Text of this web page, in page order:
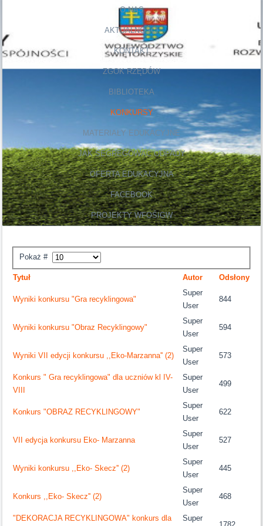
O NAS
AKTUALNOŚCI
KONTAKT
ZGOK RZĘDÓW
BIBLIOTEKA
KONKURSY
MATERIAŁY EDUKACYJNE
JAK SEGREGOWAĆ ODPADY
OFERTA EDUKACYJNA
FACEBOOK
PROJEKTY WFOŚIGW
Pokaż #
Tytuł Autor Odsłony
Wyniki konkursu "Gra recyklingowa"
Super
User
844
Wyniki konkursu "Obraz Recyklingowy"
Super
User
594
Wyniki VII edycji konkursu ,,Eko-Marzanna'' (2)
Super
User
573
Konkurs " Gra recyklingowa" dla uczniów kl IV-
VIII
Super
User
499
Konkurs "OBRAZ RECYKLINGOWY"
Super
User
622
VII edycja konkursu Eko- Marzanna
Super
User
527
Wyniki konkursu ,,Eko- Skecz'' (2)
Super
User
445
Konkurs ,,Eko- Skecz'' (2)
Super
User
468
"DEKORACJA RECYKLINGOWA" konkurs dla Super